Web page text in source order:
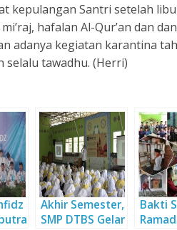
kepulangan Santri setelah
hafalan Al-Qur’an dan
adanya kegiatan karantina
tawadhu. (Herri)
Akhir Semester,
SMP DTBS Gelar
Bakti